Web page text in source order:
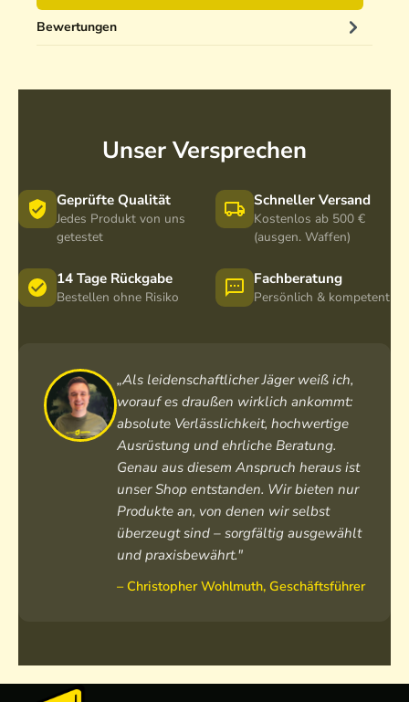
Bewertungen
Unser Versprechen
Geprüfte Qualität
Jedes Produkt von uns
getestet
Schneller Versand
Kostenlos ab 500 €
(ausgen. Waffen)
14 Tage Rückgabe
Bestellen ohne Risiko
Fachberatung
Persönlich & kompetent
„Als leidenschaftlicher Jäger weiß ich,
worauf es draußen wirklich ankommt:
absolute Verlässlichkeit, hochwertige
Ausrüstung und ehrliche Beratung.
Genau aus diesem Anspruch heraus ist
unser Shop entstanden. Wir bieten nur
Produkte an, von denen wir selbst
überzeugt sind – sorgfältig ausgewählt
und praxisbewährt."
– Christopher Wohlmuth, Geschäftsführer